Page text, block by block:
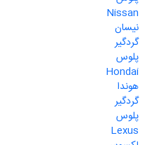
Nissan
نیسان
گردگیر
پلوس
Hondai
هوندا
گردگیر
پلوس
Lexus